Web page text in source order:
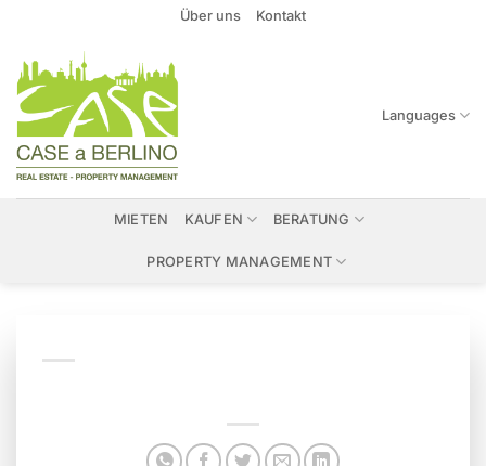
springen
Über uns Kontakt
Languages
MIETEN KAUFEN BERATUNG
PROPERTY MANAGEMENT